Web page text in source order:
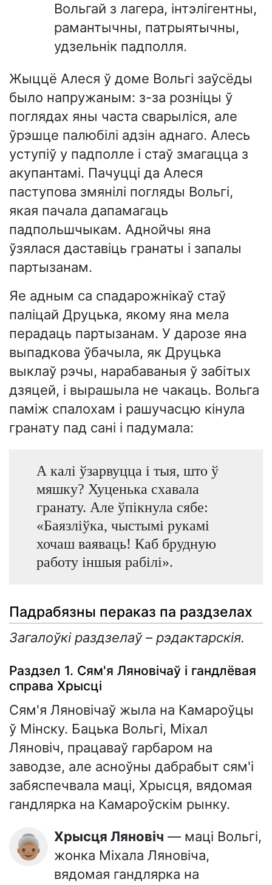
Вольгай з лагера, інтэлігентны,
рамантычны, патрыятычны,
удзельнік падполля.
Жыццё Алеся ў доме Вольгі заўсёды
было напружаным: з-за розніцы ў
поглядах яны часта сварыліся, але
ўрэшце палюбілі адзін аднаго. Алесь
уступіў у падполле і стаў змагацца з
акупантамі. Пачуцці да Алеся
паступова змянілі погляды Вольгі,
якая пачала дапамагаць
падпольшчыкам. Аднойчы яна
ўзялася даставіць гранаты і запалы
партызанам.
Яе адным са спадарожнікаў стаў
паліцай Друцька, якому яна мела
перадаць партызанам. У дарозе яна
выпадкова ўбачыла, як Друцька
выклаў рэчы, нарабаваныя ў забітых
дзяцей, і вырашыла не чакаць. Вольга
паміж спалохам і рашучасцю кінула
гранату пад сані і падумала:
А калі ўзарвуцца і тыя, што ў
мяшку? Хуценька схавала
гранату. Але ўпікнула сябе:
«Баязліўка, чыстымі рукамі
хочаш ваяваць! Каб брудную
работу іншыя рабілі».
Падрабязны пераказ па раздзелах
Загалоўкі раздзелаў – рэдактарскія.
Раздзел 1. Сям'я Ляновічаў і гандлёвая
справа Хрысці
Сям'я Ляновічаў жыла на Камароўцы
ў Мінску. Бацька Вольгі, Міхал
Ляновіч, працаваў гарбаром на
заводзе, але асноўны дабрабыт сям'і
забяспечвала маці, Хрысця, вядомая
гандлярка на Камароўскім рынку.
👵🏽 Хрысця Ляновіч — маці Вольгі,
жонка Міхала Ляновіча,
вядомая гандлярка на